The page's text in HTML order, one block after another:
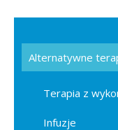
Alternatywne
Terapia z
Infuzje